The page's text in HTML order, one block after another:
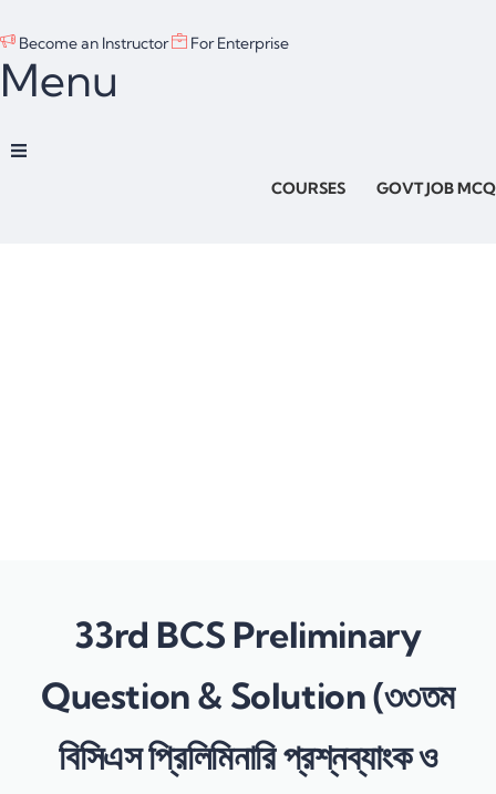
Become an Instructor For Enterprise
Menu
COURSES GOVT JOB MCQ
33rd BCS Preliminary
Question & Solution (৩৩তম
বিসিএস প্রিলিমিনারি প্রশ্নব্যাংক ও